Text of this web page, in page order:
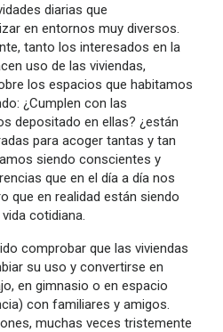
diarias que
en entornos muy diversos.
tanto los interesados en la
uso de las viviendas,
los espacios que habitamos
¿Cumplen con las
depositado en ellas? ¿están
para acoger tantas y tan
siendo conscientes y
que en el día a día nos
que en realidad están siendo
cotidiana.
comprobar que las viviendas
su uso y convertirse en
en gimnasio o en espacio
con familiares y amigos.
muchas veces tristemente